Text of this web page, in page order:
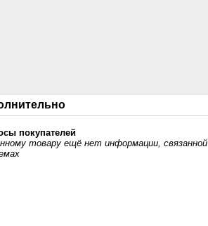
покупателей
товару ещё нет информации,